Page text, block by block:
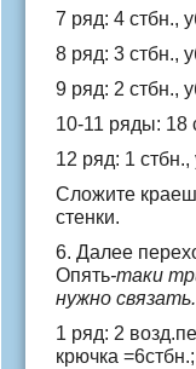
7 ряд: 4 стбн.,
8 ряд: 3 стбн.,
9 ряд: 2 стбн.,
10-11 ряды: 18
12 ряд: 1 стбн.,
Сложите
стенки.
6. Далее
Опять-таки
нужно связать.
1 ряд: 2
крючка =6стбн.;